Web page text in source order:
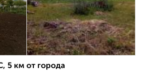
5 км от города